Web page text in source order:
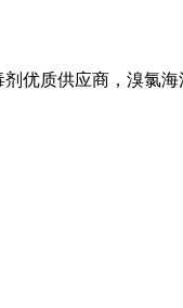
优质供应商，溴氯